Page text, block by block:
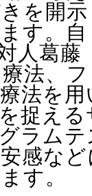
を開示
す。自
人葛藤
法、フ
法を
捉え
ラム
感な
す。